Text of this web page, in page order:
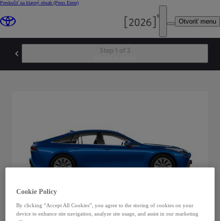
Preskočiť na hlavný obsah (Press Enter)
Otvoriť menu
Step 1 of 3
Zvoľte si model
Mirai Comfort
Cookie Policy
By clicking “Accept All Cookies”, you agree to the storing of cookies on your
device to enhance site navigation, analyze site usage, and assist in our marketing